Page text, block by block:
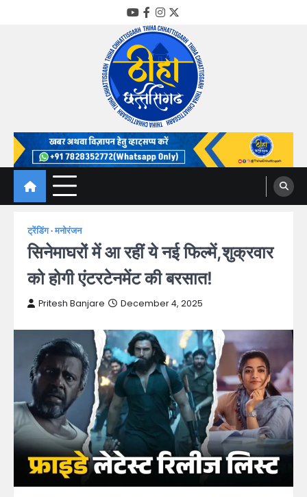
YouTube
Facebook
Instagram
Twitter
Thiha Chhattisgarh
गोठ जन-जन के
ट्रेंडिंग मनोरंजन
सिनेमाघरों में आ रहीं ये नई फिल्में,शुक्रवार
को होगी एंटरटेनमेंट की बरसात!
Pritesh Banjare December 4, 2025